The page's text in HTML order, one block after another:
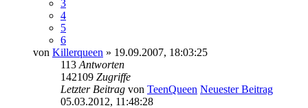
3
4
5
6
von Killerqueen » 19.09.2007, 18:03:25
113 Antworten
142109 Zugriffe
Letzter Beitrag von TeenQueen Neuester Beitrag
05.03.2012, 11:48:28